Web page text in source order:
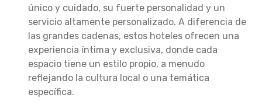
único y cuidado, su fuerte personalidad y un
servicio altamente personalizado. A diferencia de
las grandes cadenas, estos hoteles ofrecen una
experiencia íntima y exclusiva, donde cada
espacio tiene un estilo propio, a menudo
reflejando la cultura local o una temática
específica.